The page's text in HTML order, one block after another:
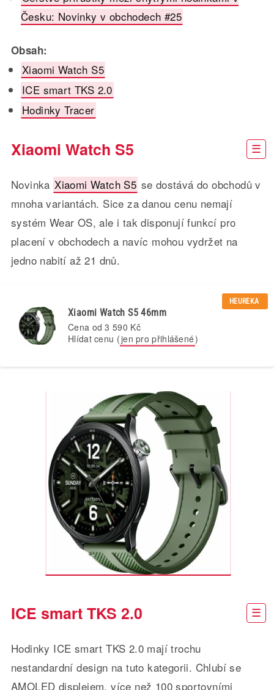
Česku: Novinky v obchodech #25
Obsah:
Xiaomi Watch S5
ICE smart TKS 2.0
Hodinky Tracer
Xiaomi Watch S5
Novinka Xiaomi Watch S5 se dostává do obchodů v
mnoha variantách. Sice za danou cenu nemají
systém Wear OS, ale i tak disponují funkcí pro
placení v obchodech a navíc mohou vydržet na
jedno nabití až 21 dnů.
HEUREKA
Xiaomi Watch S5 46mm
Cena od3 590 Kč
Hlídat cenu (jen pro přihlášené)
ICE smart TKS 2.0
Hodinky ICE smart TKS 2.0 mají trochu
nestandardní design na tuto kategorii. Chlubí se
AMOLED displejem, více než 100 sportovními